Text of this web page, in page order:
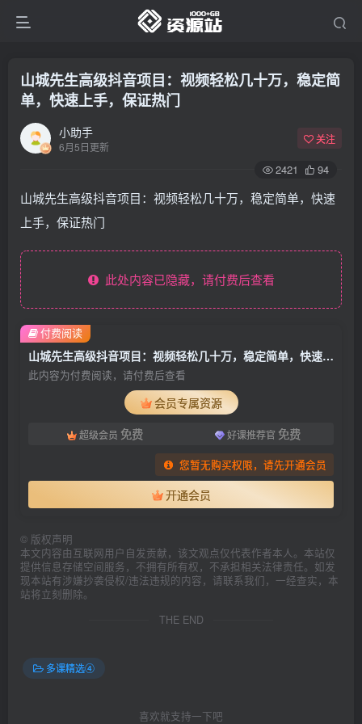
山城先生高级抖音项目：视频轻松几十万，稳定简
单，快速上手，保证热门
小助手
6月5日更新
关注
2421 94
山城先生高级抖音项目：视频轻松几十万，稳定简单，快速
上手，保证热门
此处内容已隐藏，请付费后查看
山城先生高级抖音项目：视频轻松几十万，稳定简单，快速上手，保证热门
此内容为付费阅读，请付费后查看
会员专属资源
超级会员 免费 好课推荐官 免费
您暂无购买权限，请先开通会员
开通会员
付费阅读
© 版权声明
本文内容由互联网用户自发贡献，该文观点仅代表作者本人。本站仅
提供信息存储空间服务，不拥有所有权，不承担相关法律责任。如发
现本站有涉嫌抄袭侵权/违法违规的内容，请联系我们，一经查实，本
站将立刻删除。
THE END
多课精选④
喜欢就支持一下吧